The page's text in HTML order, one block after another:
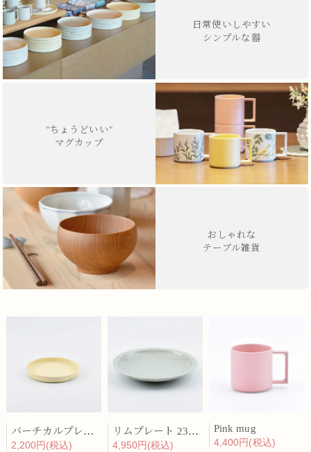
日常使いしやすい
シンプルな器
"ちょうどいい"
マグカップ
おしゃれな
テーブル雑貨
バーチカルプレート 15cm 化粧土
2,200円(税込)
リムプレート 23cm 呉須散
4,950円(税込)
Pink mug
4,400円(税込)